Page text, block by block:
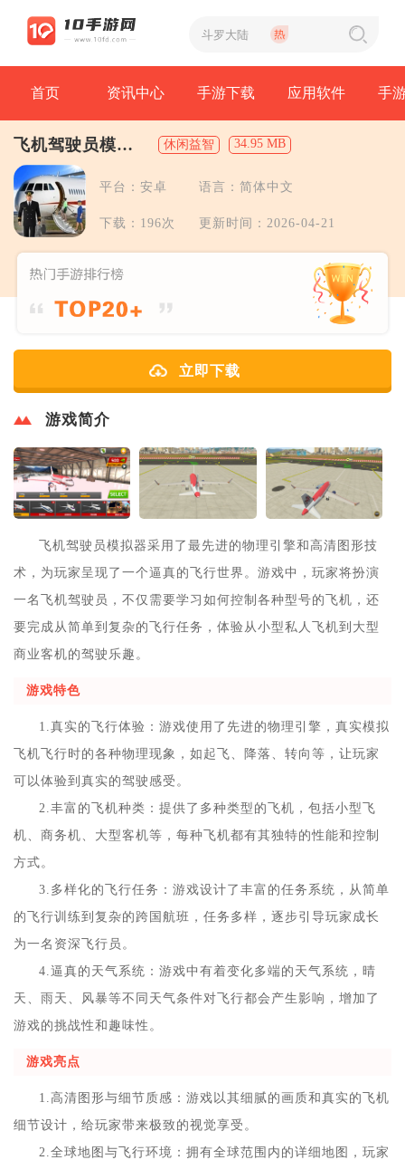
首页 资讯中心 手游下载 应用软件 手
飞机驾驶员模拟
器
休闲益智 34.95 MB
平台：安卓 语言：简体中文
下载：196次 更新时间：2026-04-21
立即下载
游戏简介
飞机驾驶员模拟器采用了最先进的物理引擎和高清图形技
术，为玩家呈现了一个逼真的飞行世界。游戏中，玩家将扮演
一名飞机驾驶员，不仅需要学习如何控制各种型号的飞机，还
要完成从简单到复杂的飞行任务，体验从小型私人飞机到大型
商业客机的驾驶乐趣。
游戏特色
1.真实的飞行体验：游戏使用了先进的物理引擎，真实模拟
飞机飞行时的各种物理现象，如起飞、降落、转向等，让玩家
可以体验到真实的驾驶感受。
2.丰富的飞机种类：提供了多种类型的飞机，包括小型飞
机、商务机、大型客机等，每种飞机都有其独特的性能和控制
方式。
3.多样化的飞行任务：游戏设计了丰富的任务系统，从简单
的飞行训练到复杂的跨国航班，任务多样，逐步引导玩家成长
为一名资深飞行员。
4.逼真的天气系统：游戏中有着变化多端的天气系统，晴
天、雨天、风暴等不同天气条件对飞行都会产生影响，增加了
游戏的挑战性和趣味性。
游戏亮点
1.高清图形与细节质感：游戏以其细腻的画质和真实的飞机
细节设计，给玩家带来极致的视觉享受。
2.全球地图与飞行环境：拥有全球范围内的详细地图，玩家